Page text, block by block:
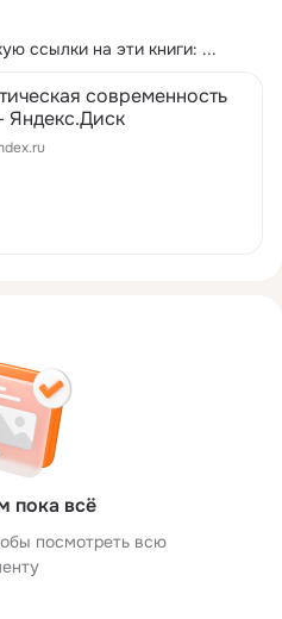
ссылки на эти книги: ...
современность
Яндекс.Диск
пока всё
посмотреть всю